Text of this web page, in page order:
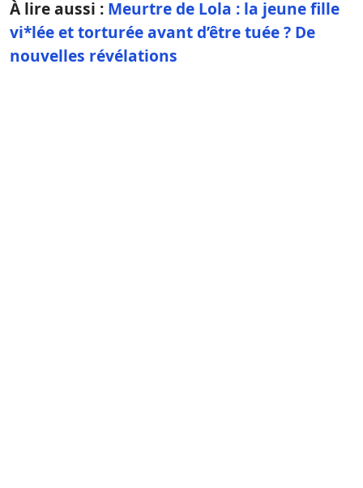
À lire aussi : Meurtre de Lola : la jeune fille
vi*lée et torturée avant d’être tuée ? De
nouvelles révélations